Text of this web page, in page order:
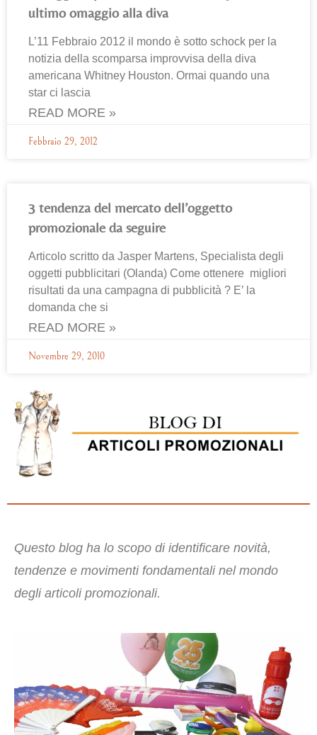
ultimo omaggio alla diva
L’11 Febbraio 2012 il mondo è sotto schock per la
notizia della scomparsa improvvisa della diva
americana Whitney Houston. Ormai quando una
star ci lascia
READ MORE »
Febbraio 29, 2012
3 tendenza del mercato dell’oggetto
promozionale da seguire
Articolo scritto da Jasper Martens, Specialista degli
oggetti pubblicitari (Olanda) Come ottenere migliori
risultati da una campagna di pubblicità ? E’ la
domanda che si
READ MORE »
Novembre 29, 2010
Questo blog ha lo scopo di identificare novità,
tendenze e movimenti fondamentali nel mondo
degli articoli promozionali.